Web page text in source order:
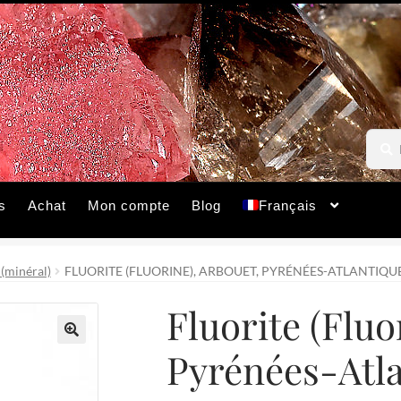
pour :
Achat Mon compte Blog Français
FLUORITE (FLUORINE), ARBOUET, PYRÉNÉES-
Fluorite
Pyrénées-